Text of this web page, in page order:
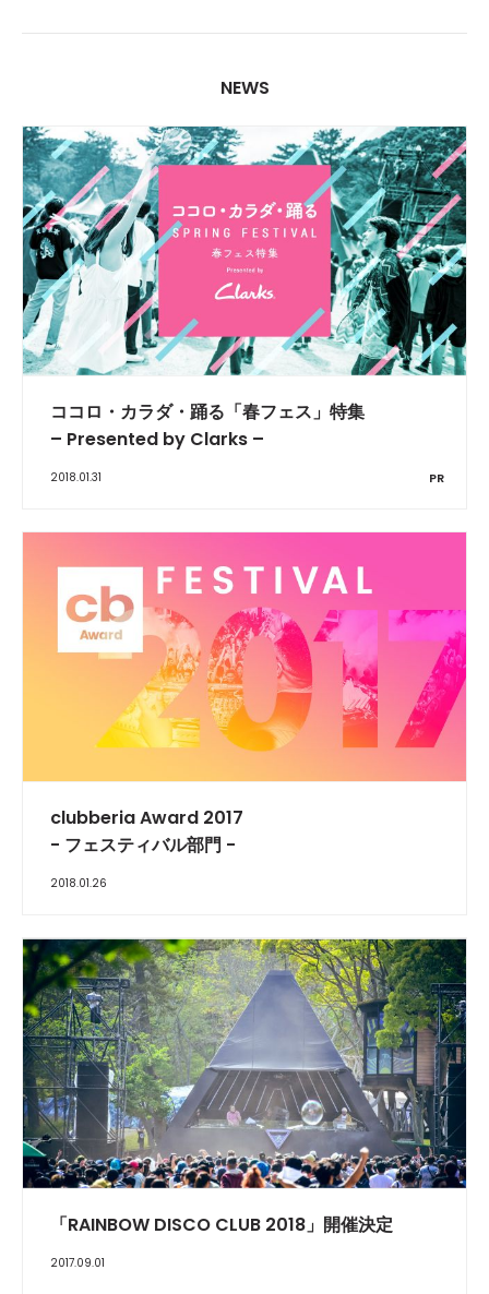
NEWS
ココロ・カラダ・踊る「春フェス」特集
– Presented by Clarks –
2018.01.31 PR
clubberia Award 2017
- フェスティバル部門 -
2018.01.26
「RAINBOW DISCO CLUB 2018」開催決定
2017.09.01